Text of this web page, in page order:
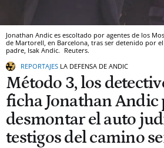
Jonathan Andic es escoltado por agentes de los
de Martorell, en Barcelona, tras ser detenido por
padre, Isak Andic. Reuters.
REPORTAJES LA DEFENSA DE ANDIC
Método 3, los
ficha Jonathan Andic
desmontar el auto
testigos del camino